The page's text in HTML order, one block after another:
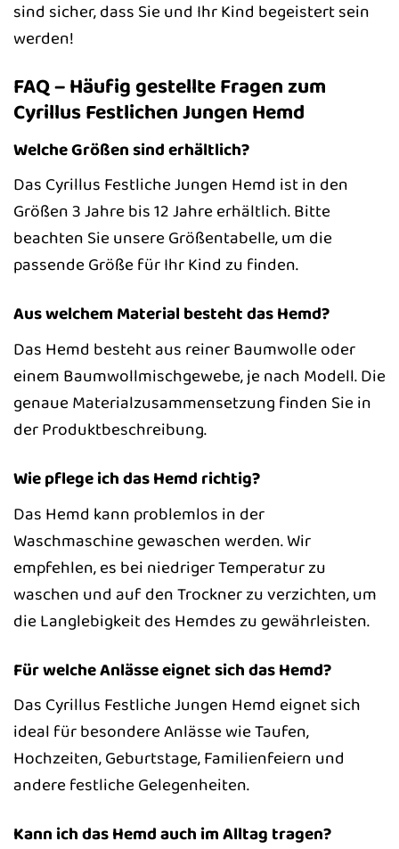
sind sicher, dass Sie und Ihr Kind begeistert sein
werden!
FAQ – Häufig gestellte Fragen zum
Cyrillus Festlichen Jungen Hemd
Welche Größen sind erhältlich?
Das Cyrillus Festliche Jungen Hemd ist in den
Größen 3 Jahre bis 12 Jahre erhältlich. Bitte
beachten Sie unsere Größentabelle, um die
passende Größe für Ihr Kind zu finden.
Aus welchem Material besteht das Hemd?
Das Hemd besteht aus reiner Baumwolle oder
einem Baumwollmischgewebe, je nach Modell. Die
genaue Materialzusammensetzung finden Sie in
der Produktbeschreibung.
Wie pflege ich das Hemd richtig?
Das Hemd kann problemlos in der
Waschmaschine gewaschen werden. Wir
empfehlen, es bei niedriger Temperatur zu
waschen und auf den Trockner zu verzichten, um
die Langlebigkeit des Hemdes zu gewährleisten.
Für welche Anlässe eignet sich das Hemd?
Das Cyrillus Festliche Jungen Hemd eignet sich
ideal für besondere Anlässe wie Taufen,
Hochzeiten, Geburtstage, Familienfeiern und
andere festliche Gelegenheiten.
Kann ich das Hemd auch im Alltag tragen?